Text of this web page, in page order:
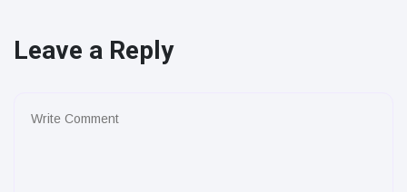
Leave a Reply